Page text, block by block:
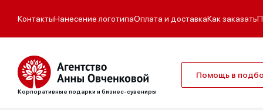
КонтактыНанесение логотипаОплата и доставкаКак заказать
Корпоративные подарки и бизнес-сувениры
Помощь в